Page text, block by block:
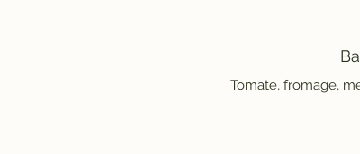
Tomate, fromage,